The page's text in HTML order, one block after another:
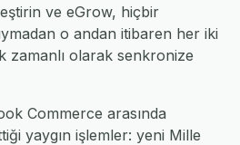
ve eGrow, hiçbir
o andan itibaren her iki
zamanlı olarak senkronize
Commerce arasında
yaygın işlemler: yeni Mille